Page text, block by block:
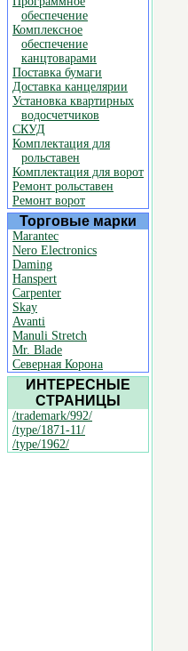
обеспечение
Комплексное
обеспечение
канцтоварами
Поставка бумаги
Доставка канцелярии
Установка квартирных
водосчетчиков
СКУД
Комплектация для
рольставен
Комплектация для ворот
Ремонт рольставен
Ремонт ворот
Торговые марки
Marantec
Nero Electronics
Daming
Hanspert
Carpenter
Skay
Avanti
Manuli Stretch
Mr. Blade
Северная Корона
ИНТЕРЕСНЫЕ
СТРАНИЦЫ
/trademark/992/
/type/1871-11/
/type/1962/